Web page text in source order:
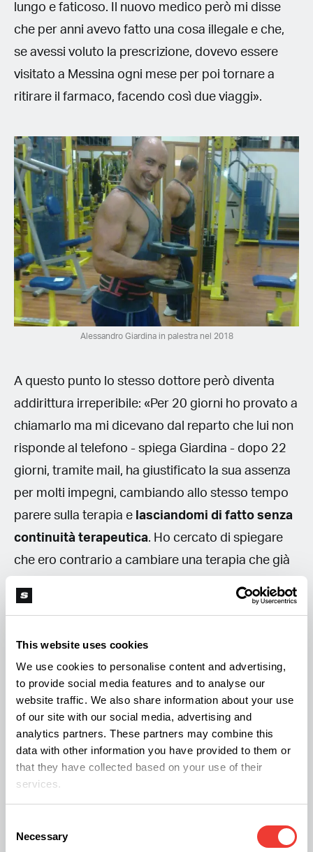
This website uses cookies
We use cookies to personalise content and advertising,
to provide social media features and to analyse our
website traffic. We also share information about your use
of our site with our social media, advertising and
analytics partners. These partners may combine this
data with other information you have provided to them or
that they have collected based on your use of their
services.
Selection
Necessary
lungo e faticoso. Il nuovo medico però mi disse
che per anni avevo fatto una cosa illegale e che,
se avessi voluto la prescrizione, dovevo essere
visitato a Messina ogni mese per poi tornare a
ritirare il farmaco, facendo così due viaggi».
Alessandro Giardina in palestra nel 2018
A questo punto lo stesso dottore però diventa
addirittura irreperibile: «Per 20 giorni ho provato a
chiamarlo ma mi dicevano dal reparto che lui non
risponde al telefono - spiega Giardina - dopo 22
giorni, tramite mail, ha giustificato la sua assenza
per molti impegni, cambiando allo stesso tempo
parere sulla terapia e lasciandomi di fatto senza
continuità terapeutica. Ho cercato di spiegare
che ero contrario a cambiare una terapia che già
condizioni di vita ma lui, di tutto conto, mi disse
medici».
Ad Alessandro viene prescritto il farmaco
Lyrica che in passato gli aveva già dato
importanti controindicazioni.«Non credo che
esista un posto al mondo dove i medici possano
fare questo sulle spalle dei pazienti - spiega
Giardina - ha continuato a rispondere che
secondo lui quella era la terapia adeguata e che